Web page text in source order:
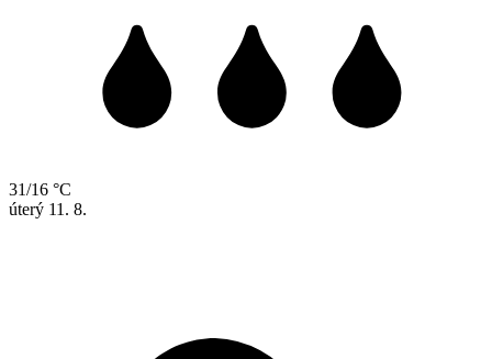
31/16 °C
úterý 11. 8.